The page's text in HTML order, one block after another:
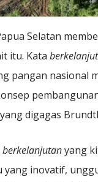
Selatan
itu. Kata
pangan nasional
digagas
berkelanjutanyang
yang inovatif,